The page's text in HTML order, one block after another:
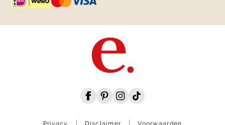
Privacy Disclaimer Voorwaarden